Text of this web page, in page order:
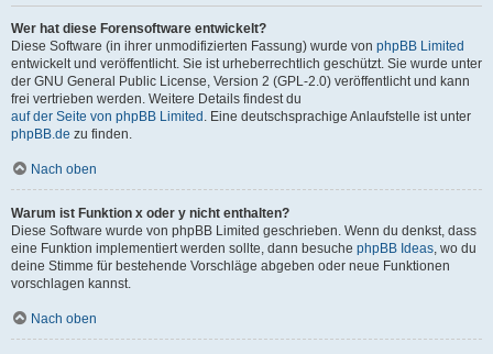
Wer hat diese Forensoftware entwickelt?
Diese Software (in ihrer unmodifizierten Fassung) wurde von phpBB Limited
entwickelt und veröffentlicht. Sie ist urheberrechtlich geschützt. Sie wurde unter
der GNU General Public License, Version 2 (GPL-2.0) veröffentlicht und kann
frei vertrieben werden. Weitere Details findest du
auf der Seite von phpBB Limited . Eine deutschsprachige Anlaufstelle ist unter
phpBB.de zu finden.
Nach oben
Warum ist Funktion x oder y nicht enthalten?
Diese Software wurde von phpBB Limited geschrieben. Wenn du denkst, dass
eine Funktion implementiert werden sollte, dann besuche phpBB Ideas, wo du
deine Stimme für bestehende Vorschläge abgeben oder neue Funktionen
vorschlagen kannst.
Nach oben